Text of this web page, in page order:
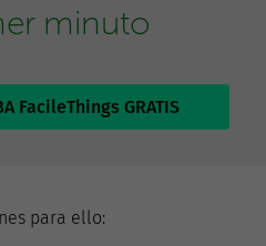
minuto
FacileThings GRATIS
para ello: